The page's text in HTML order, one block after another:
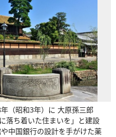
（昭和3年）に 大原孫三郎
落ち着いた住まいを」と建設
中国銀行の設計を手がけた薬